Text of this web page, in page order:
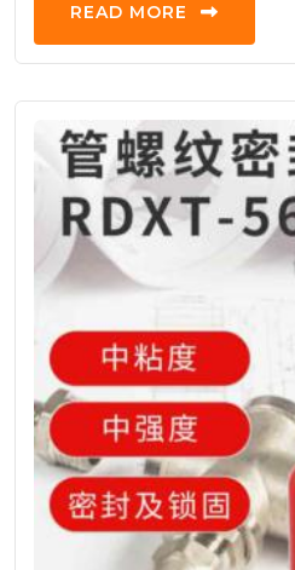
READ MORE